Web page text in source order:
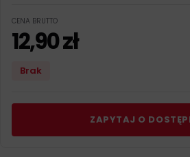
CENA BRUTTO
12,90zł
Brak
ZAPYTAJ O